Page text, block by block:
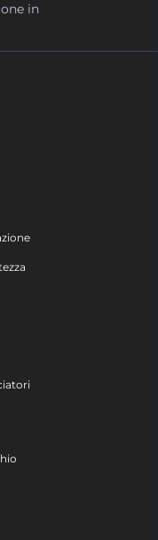
in